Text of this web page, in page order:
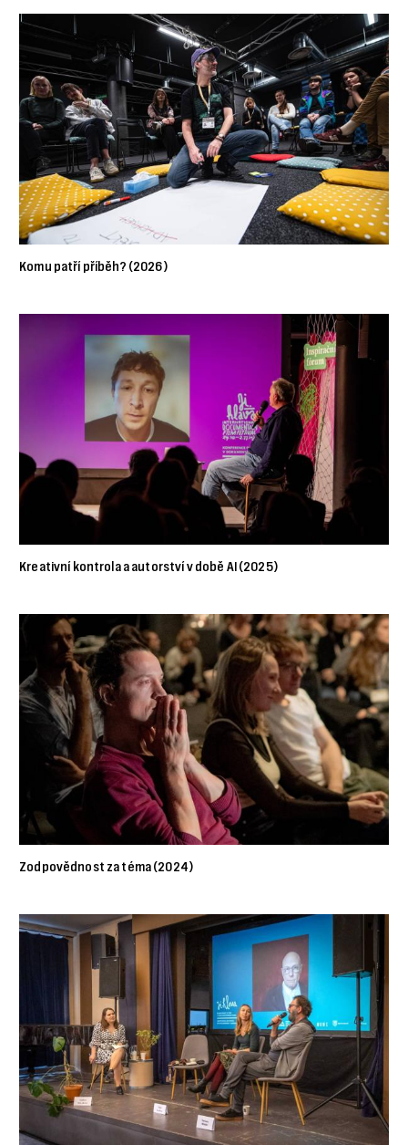
Komu patří příběh? (2026)
Kreativní kontrola a autorství v době AI (2025)
Zodpovědnost za téma (2024)